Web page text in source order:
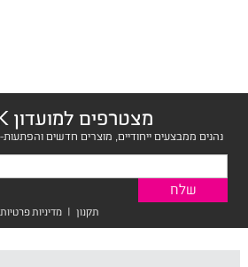
מצטרפים למועדון CBOOK
נהנים ממבצעים ייחודיים, מוצרים חדשים
תקנון | מדיניות פרטיות